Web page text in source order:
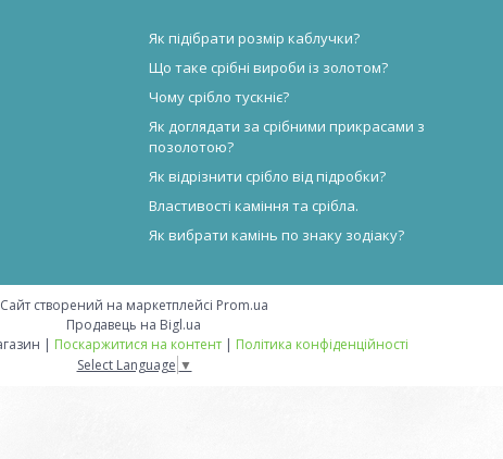
Як підібрати розмір каблучки?
Що таке срібні вироби із золотом?
Чому срібло тускніє?
Як доглядати за срібними прикрасами з
позолотою?
Як відрізнити срібло від підробки?
Властивості каміння та срібла.
Як вибрати камінь по знаку зодіаку?
Сайт створений на маркетплейсі Prom.ua
Продавець на Bigl.ua
Valensiyas інтернет-магазин | Поскаржитися на контент | Політика конфіденційності
Select Language ▼